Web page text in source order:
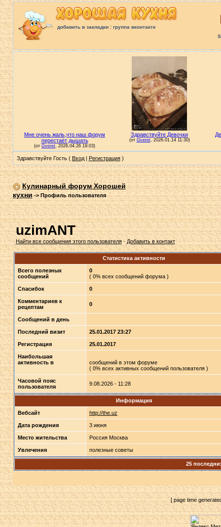
добавить в закладки: группа вконтакте
Здравствуйте Гость ( Вход| Регистрация)
Кулинарный форум Хорошей
кухни->Профиль пользователя
uzimANT
Найти все сообщения этого пользователя·Добавить в контакт
Статистика активности
Всего полезных
сообщений
0
( 0% всех сообщений форума )
Спасибок 0
Комментариев к
рецептам
0
Сообщений в день
Последний визит 25.01.2017 23:27
Регистрация 25.01.2017
Наибольшая
активность в
сообщений в этом форуме
( 0% всех активных сообщений пользователя )
Часовой пояс
пользователя
9.08.2026 - 11:28
Информация
Вебсайт http://the.uz
Дата рождения 3 июня
Место жительства Россия Москва
Увлечения полезные советы
25
[ page time